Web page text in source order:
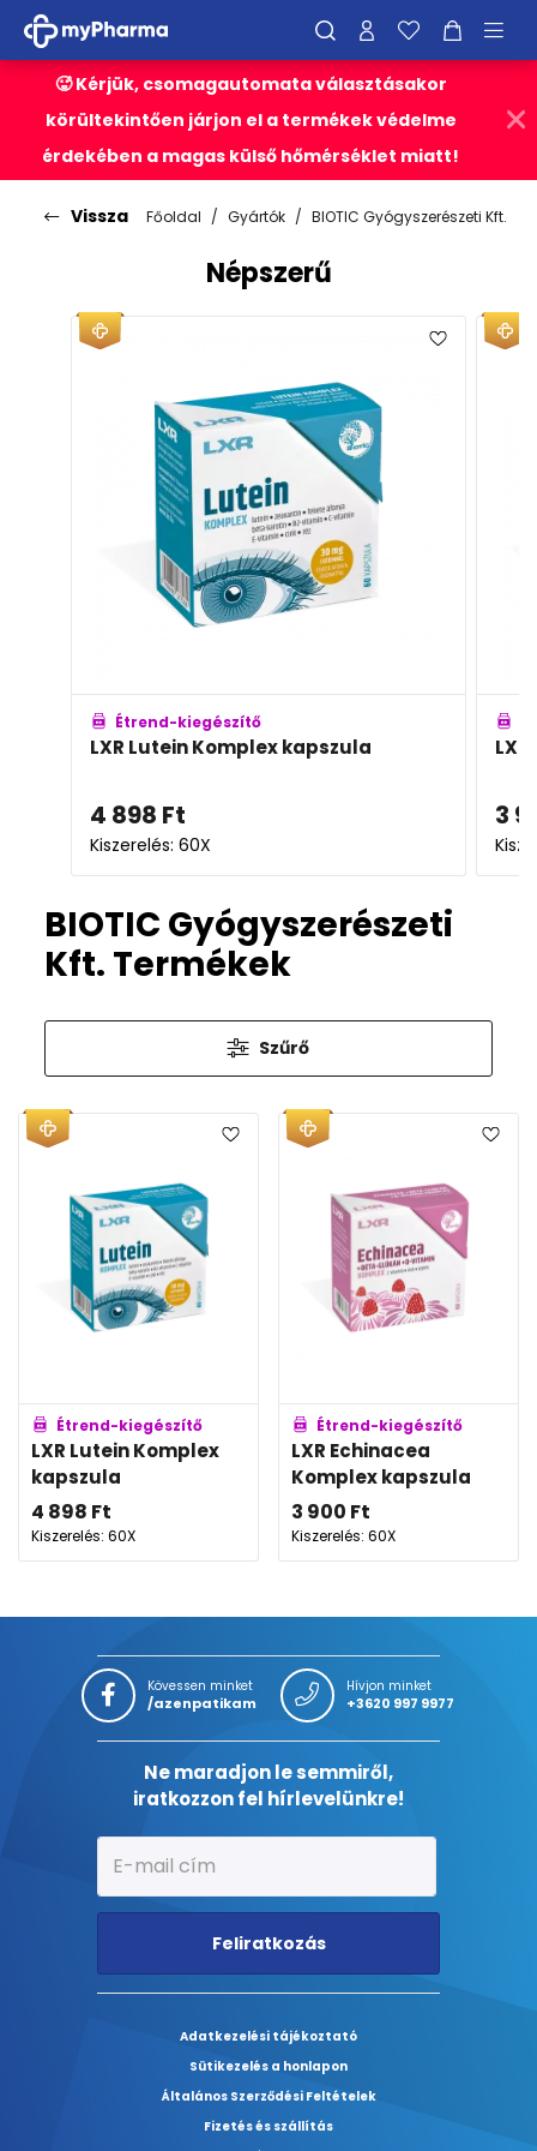
🥵 Kérjük, csomagautomata választásakor
körültekintően járjon el a termékek védelme
érdekében a magas külső hőmérséklet miatt!
Vissza Főoldal Gyártók BIOTIC Gyógyszerészeti Kft.
Népszerű
Étrend-kiegészítő
LXR Lutein Komplex kapszula
4 898 Ft
Kiszerelés: 60X
3
BIOTIC Gyógyszerészeti
Kft. Termékek
Szűrő
Étrend-kiegészítő
LXR Lutein Komplex
kapszula
4 898 Ft
Kiszerelés: 60X
Étrend-kiegészítő
LXR Echinacea
Komplex kapszula
3 900 Ft
Kiszerelés: 60X
Kövessen minket
/azenpatikam
Hívjon minket
+3620 997 9977
Ne maradjon le semmiről,
iratkozzon fel hírlevelünkre!
Feliratkozás
Adatkezelési tájékoztató
Sütikezelés a honlapon
Általános Szerződési Feltételek
Fizetés és szállítás